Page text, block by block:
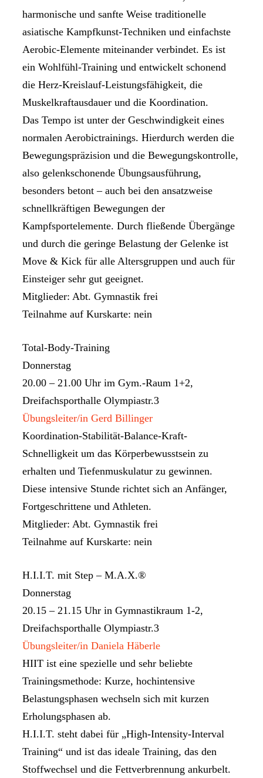
harmonische und sanfte Weise traditionelle
asiatische Kampfkunst-Techniken und einfachste
Aerobic-Elemente miteinander verbindet. Es ist
ein Wohlfühl-Training und entwickelt schonend
die Herz-Kreislauf-Leistungsfähigkeit, die
Muskelkraftausdauer und die Koordination.
Das Tempo ist unter der Geschwindigkeit eines
normalen Aerobictrainings. Hierdurch werden die
Bewegungspräzision und die Bewegungskontrolle,
also gelenkschonende Übungsausführung,
besonders betont – auch bei den ansatzweise
schnellkräftigen Bewegungen der
Kampfsportelemente. Durch fließende Übergänge
und durch die geringe Belastung der Gelenke ist
Move & Kick für alle Altersgruppen und auch für
Einsteiger sehr gut geeignet.
Mitglieder: Abt. Gymnastik frei
Teilnahme auf Kurskarte: nein
Total-Body-Training
Donnerstag
20.00 – 21.00 Uhr im Gym.-Raum 1+2,
Dreifachsporthalle Olympiastr.3
Übungsleiter/in Gerd Billinger
Koordination-Stabilität-Balance-Kraft-
Schnelligkeit um das Körperbewusstsein zu
erhalten und Tiefenmuskulatur zu gewinnen.
Diese intensive Stunde richtet sich an Anfänger,
Fortgeschrittene und Athleten.
Mitglieder: Abt. Gymnastik frei
Teilnahme auf Kurskarte: nein
H.I.I.T. mit Step – M.A.X.®
Donnerstag
20.15 – 21.15 Uhr in Gymnastikraum 1-2,
Dreifachsporthalle Olympiastr.3
Übungsleiter/in Daniela Häberle
HIIT ist eine spezielle und sehr beliebte
Trainingsmethode: Kurze, hochintensive
Belastungsphasen wechseln sich mit kurzen
Erholungsphasen ab.
H.I.I.T. steht dabei für „High-Intensity-Interval
Training“ und ist das ideale Training, das den
Stoffwechsel und die Fettverbrennung ankurbelt.